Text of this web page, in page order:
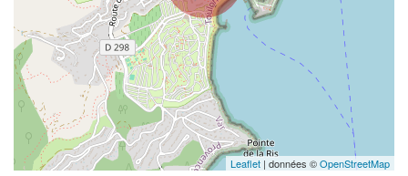
Leaflet | données ©OpenStreetMap